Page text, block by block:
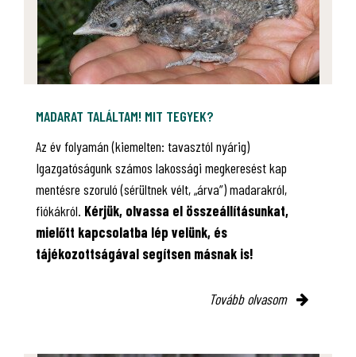
MADARAT TALÁLTAM! MIT TEGYEK?
Az év folyamán (kiemelten: tavasztól nyárig)
Igazgatóságunk számos lakossági megkeresést kap
mentésre szoruló (sérültnek vélt, „árva”) madarakról,
fiókákról. Kérjük, olvassa el összeállításunkat,
mielőtt kapcsolatba lép velünk, és
tájékozottságával segítsen másnak is!
Tovább olvasom